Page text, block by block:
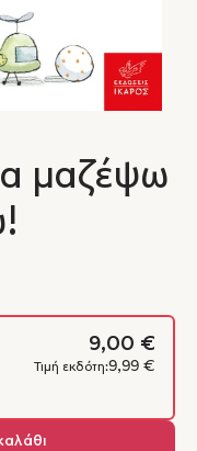
μαζέψω
9,00 €
Τιμή εκδότη:9,99 €